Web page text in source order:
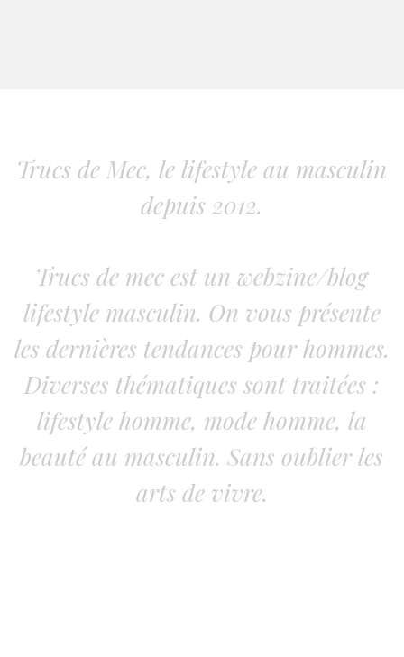
Trucs de Mec, le lifestyle au masculin
depuis 2012.
Trucs de mec est un webzine/blog
lifestyle masculin. On vous présente
les dernières tendances pour hommes.
Diverses thématiques sont traitées :
lifestyle homme, mode homme, la
beauté au masculin. Sans oublier les
arts de vivre.